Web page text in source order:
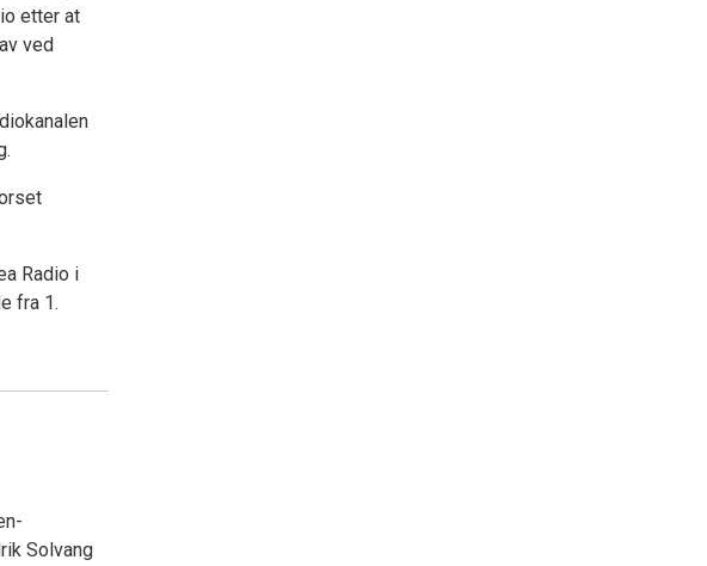
etter at
ved
Radio i
fra 1.
Solvang